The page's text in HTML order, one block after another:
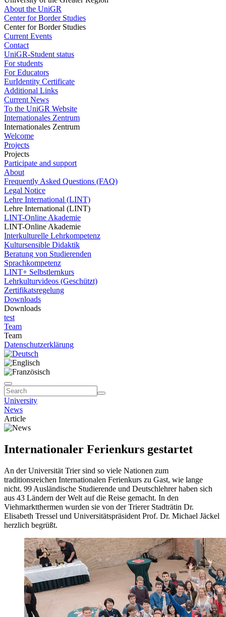
About the UniGR
Center for Border Studies
Center for Border Studies
Current Events
Contact
UniGR-Student status
For students
For Educators
EurIdentity Certificate
Additional Links
Current News
To the UniGR Website
Internationales Zentrum
Internationales Zentrum
Welcome
Projects
Projects
Participate and support
About
Frequently Asked Questions (FAQ)
Legal Notice
Lehre International (LINT)
Lehre International (LINT)
LINT-Online Akademie
LINT-Online Akademie
Interkulturelle Lehrkompetenz
Kultursensible Didaktik
Beratung von Studierenden
Sprachkompetenz
LINT+ Selbstlernkurs
Lehrkulturvideos (Geschützt)
Zertifikatsregelung
Downloads
Downloads
test
Team
Team
Datenschutzerklärung
University
News
Article
Internationaler Ferienkurs gestartet
An der Universität Trier sind so viele Nationen zum
traditionsreichen Internationalen Ferienkurs zu Gast, wie lange
nicht. 99 Ausländische Studierende und Deutschlehrer haben sich
aus 43 Ländern der Welt auf die Reise gemacht. In den
Viehmarktthermen wurden sie von der Trierer Stadträtin Dr.
Elisabeth Tressel und Universitätspräsident Prof. Dr. Michael Jäckel
herzlich begrüßt.